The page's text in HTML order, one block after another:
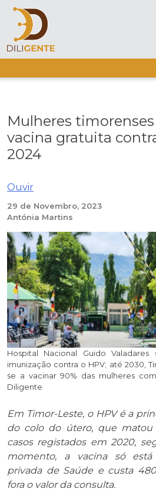
Skip
content
Mulheres
vacina gratuita
2024
Ouvir
29 de Novembro, 2023
Antónia Martins
Hospital Nacional Guido
imunização contra o HPV; até 2030,
se a vacinar 90% das mulheres
Diligente
Em Timor-Leste, o HPV é a
do colo do útero, que
casos registados em 2020,
momento, a vacina só está
privada de Saúde e custa
fora o valor da consulta.